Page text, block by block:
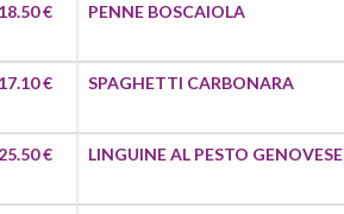
18.50 € PENNE BOSCAIOLA
17.10 € SPAGHETTI CARBONARA
25.50 € LINGUINE AL PESTO GENOVESE